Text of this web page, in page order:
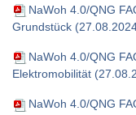
NaWoh 4.0/QNG
Grundstück
NaWoh 4.0/QNG
Elektromobilität
NaWoh 4.0/QNG